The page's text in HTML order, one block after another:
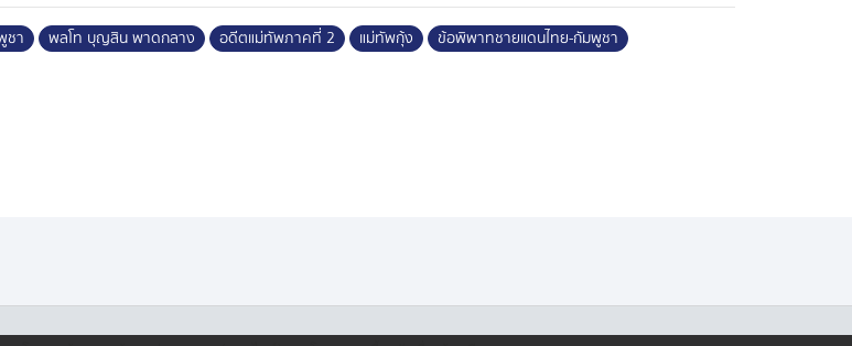
ชา พลโท บุญสิน พาดกลาง อดีตแม่ทัพภาคที่ 2 แม่ทัพกุ้ง ข้อพิพาทชายแดนไทย-กัมพูชา